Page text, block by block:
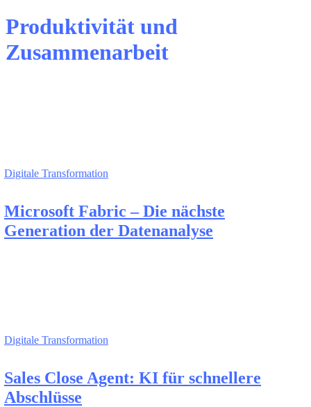
Produktivität und
Zusammenarbeit
Digitale Transformation
Microsoft Fabric – Die nächste
Generation der Datenanalyse
Digitale Transformation
Sales Close Agent: KI für schnellere
Abschlüsse